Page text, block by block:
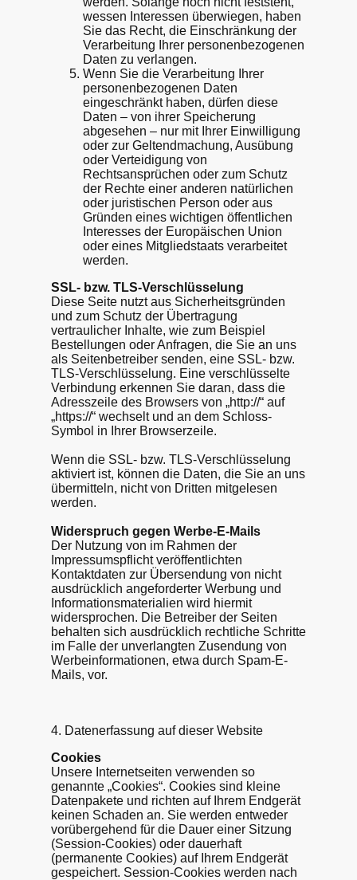
wessen Interessen überwiegen, haben
Sie das Recht, die Einschränkung der
Verarbeitung Ihrer personenbezogenen
Daten zu verlangen.
Wenn Sie die Verarbeitung Ihrer
personenbezogenen Daten
eingeschränkt haben, dürfen diese
Daten – von ihrer Speicherung
abgesehen – nur mit Ihrer Einwilligung
oder zur Geltendmachung, Ausübung
oder Verteidigung von
Rechtsansprüchen oder zum Schutz
der Rechte einer anderen natürlichen
oder juristischen Person oder aus
Gründen eines wichtigen öffentlichen
Interesses der Europäischen Union
oder eines Mitgliedstaats verarbeitet
werden.
SSL- bzw. TLS-Verschlüsselung
Diese Seite nutzt aus Sicherheitsgründen
und zum Schutz der Übertragung
vertraulicher Inhalte, wie zum Beispiel
Bestellungen oder Anfragen, die Sie an uns
als Seitenbetreiber senden, eine SSL- bzw.
TLS-Verschlüsselung. Eine verschlüsselte
Verbindung erkennen Sie daran, dass die
Adresszeile des Browsers von „http://“ auf
„https://“ wechselt und an dem Schloss-
Symbol in Ihrer Browserzeile.
Wenn die SSL- bzw. TLS-Verschlüsselung
aktiviert ist, können die Daten, die Sie an uns
übermitteln, nicht von Dritten mitgelesen
werden.
Widerspruch gegen Werbe-E-Mails
Der Nutzung von im Rahmen der
Impressumspflicht veröffentlichten
Kontaktdaten zur Übersendung von nicht
ausdrücklich angeforderter Werbung und
Informationsmaterialien wird hiermit
widersprochen. Die Betreiber der Seiten
behalten sich ausdrücklich rechtliche Schritte
im Falle der unverlangten Zusendung von
Werbeinformationen, etwa durch Spam-E-
Mails, vor.
4. Datenerfassung auf dieser Website
Cookies
Unsere Internetseiten verwenden so
genannte „Cookies“. Cookies sind kleine
Datenpakete und richten auf Ihrem Endgerät
keinen Schaden an. Sie werden entweder
vorübergehend für die Dauer einer Sitzung
(Session-Cookies) oder dauerhaft
(permanente Cookies) auf Ihrem Endgerät
gespeichert. Session-Cookies werden nach